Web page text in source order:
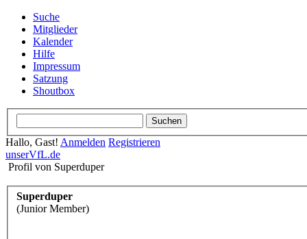
Suche
Mitglieder
Kalender
Hilfe
Impressum
Satzung
Shoutbox
Hallo, Gast! Anmelden Registrieren
unserVfL.de
Profil von Superduper
Superduper
(Junior Member)